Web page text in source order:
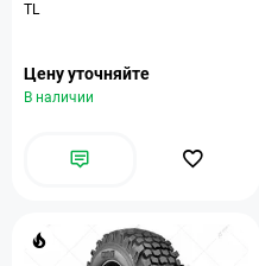
TL
Цену уточняйте
В наличии